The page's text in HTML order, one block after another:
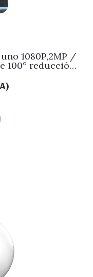
1080P,2MP /
100° reducción
naturaleza,
de matriz
captación